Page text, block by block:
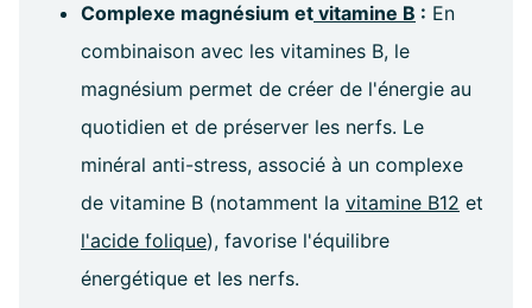
Complexe magnésium et vitamine B : En
combinaison avec les vitamines B, le
magnésium permet de créer de l'énergie au
quotidien et de préserver les nerfs. Le
minéral anti-stress, associé à un complexe
de vitamine B (notamment la vitamine B12 et
l'acide folique), favorise l'équilibre
énergétique et les nerfs.